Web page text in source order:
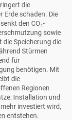
die
Erde schaden. Die
den CO₂-
sowie
die Speicherung die
Stürmen
für
benötigen. Mit
die
Regionen
Installation und
investiert wird,
entstehen.